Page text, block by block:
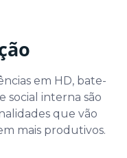
em HD, bate-
social interna são
que vão
mais produtivos.